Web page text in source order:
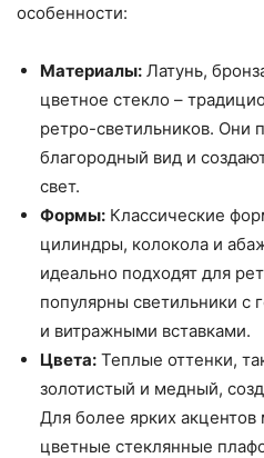
особенности:
Материалы: Латунь,
цветное стекло –
ретро-светильников. Они
благородный вид и
свет.
Формы: Классические
цилиндры, колокола и
идеально подходят для
популярны светильники с
и витражными вставками.
Цвета: Теплые оттенки,
золотистый и медный,
Для более ярких
цветные стеклянные